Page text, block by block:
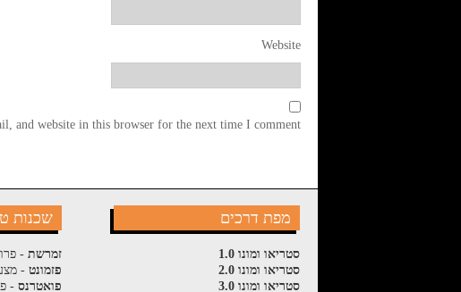
Website
and website in this browser for the next time I comment.
מפת דרכים
סטריאו ומונו 1.0
סטריאו ומונו 2.0
סטריאו ומונו 3.0
שכנות
זמרשת-
פזמונט-
פואטרנס-